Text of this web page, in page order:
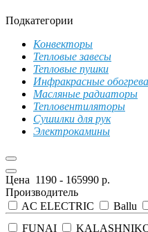
Подкатегории
Конвекторы
Тепловые завесы
Тепловые пушки
Инфракрасные
Масляные радиаторы
Тепловентиляторы
Сушилки для рук
Электрокамины
Цена 1190 - 165990 р.
Производитель
AC ELECTRIC
Ballu
FUNAI